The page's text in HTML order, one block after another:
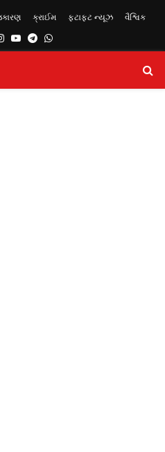
ક્રાઈમ ફટાફટ ન્યૂઝ વૈશ્વિક
Instagram
YoutubeTelegram
Whatsapp